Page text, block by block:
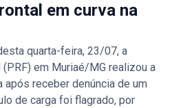
em curva na
quarta-feira, 23/07, a
em Muriaé/MG realizou a
após receber denúncia de um
de carga foi flagrado, por